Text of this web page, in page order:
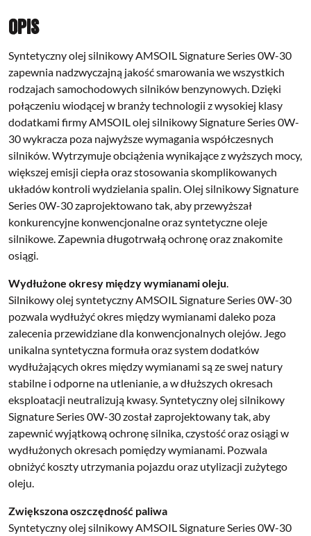
Opis
Syntetyczny olej silnikowy AMSOIL Signature Series 0W-30
zapewnia nadzwyczajną jakość smarowania we wszystkich
rodzajach samochodowych silników benzynowych. Dzięki
połączeniu wiodącej w branży technologii z wysokiej klasy
dodatkami firmy AMSOIL olej silnikowy Signature Series 0W-
30 wykracza poza najwyższe wymagania współczesnych
silników. Wytrzymuje obciążenia wynikające z wyższych mocy,
większej emisji ciepła oraz stosowania skomplikowanych
układów kontroli wydzielania spalin. Olej silnikowy Signature
Series 0W-30 zaprojektowano tak, aby przewyższał
konkurencyjne konwencjonalne oraz syntetyczne oleje
silnikowe. Zapewnia długotrwałą ochronę oraz znakomite
osiągi.
Wydłużone okresy między wymianami oleju.
Silnikowy olej syntetyczny AMSOIL Signature Series 0W-30
pozwala wydłużyć okres między wymianami daleko poza
zalecenia przewidziane dla konwencjonalnych olejów. Jego
unikalna syntetyczna formuła oraz system dodatków
wydłużających okres między wymianami są ze swej natury
stabilne i odporne na utlenianie, a w dłuższych okresach
eksploatacji neutralizują kwasy. Syntetyczny olej silnikowy
Signature Series 0W-30 został zaprojektowany tak, aby
zapewnić wyjątkową ochronę silnika, czystość oraz osiągi w
wydłużonych okresach pomiędzy wymianami. Pozwala
obniżyć koszty utrzymania pojazdu oraz utylizacji zużytego
oleju.
Zwiększona oszczędność paliwa
Syntetyczny olej silnikowy AMSOIL Signature Series 0W-30